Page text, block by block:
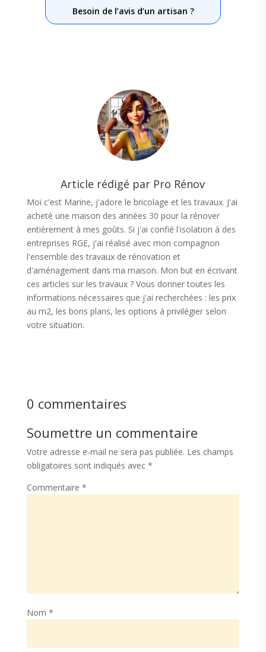
Besoin de l’avis d’un artisan ?
Article rédigé par Pro Rénov
Moi c'est Marine, j'adore le bricolage et les travaux. J'ai
acheté une maison des années 30 pour la rénover
entièrement à mes goûts. Si j'ai confié l'isolation à des
entreprises RGE, j'ai réalisé avec mon compagnon
l'ensemble des travaux de rénovation et
d'aménagement dans ma maison. Mon but en écrivant
ces articles sur les travaux ? Vous donner toutes les
informations nécessaires que j'ai recherchées : les prix
au m2, les bons plans, les options à privilégier selon
votre situation.
0 commentaires
Soumettre un commentaire
Votre adresse e-mail ne sera pas publiée. Les champs
obligatoires sont indiqués avec *
Commentaire *
Nom *